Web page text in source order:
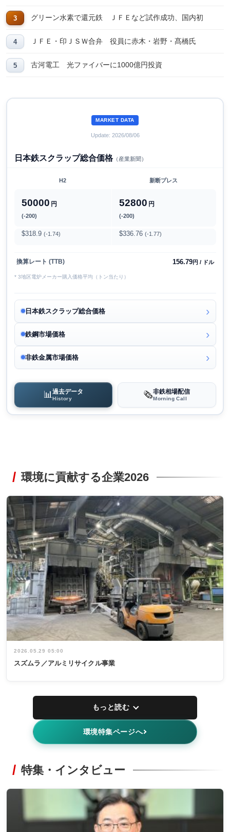
グリーン水素で還元鉄 ＪＦＥなど試作成功、国内初
ＪＦＥ・印ＪＳＷ合弁 役員に赤木・岩野・髙橋氏
古河電工 光ファイバーに1000億円投資
MARKET DATA
Update: 2026/08/06
日本鉄スクラップ総合価格（産業新聞）
H2 新断プレス
50000 円
(-200)
52800 円
(-200)
$318.9 (-1.74) $336.76 (-1.77)
換算レート (TTB) 156.79円 / ドル
* 3地区電炉メーカー購入価格平均（トン当たり）
日本鉄スクラップ総合価格
鉄鋼市場価格
非鉄金属市場価格
📊過去データ
History 🗞️非鉄相場配信
Morning Call
環境に貢献する企業2026
2026.05.29 05:00
スズムラ／アルミリサイクル事業
もっと読む
環境特集ページへ
特集・インタビュー